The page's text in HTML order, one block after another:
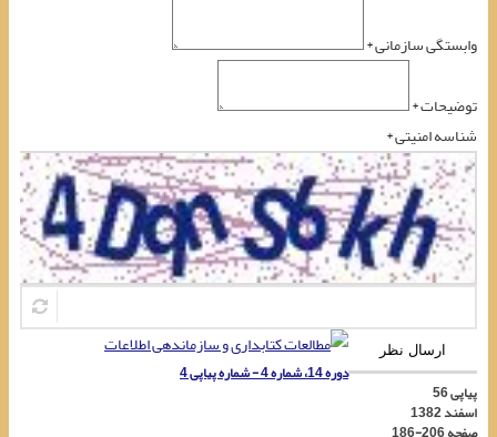
وابستگی سازمانی *
توضیحات *
شناسه امنیتی *
ارسال نظر
دوره 14، شماره 4 - شماره پیاپی 4
پیاپی 56
اسفند 1382